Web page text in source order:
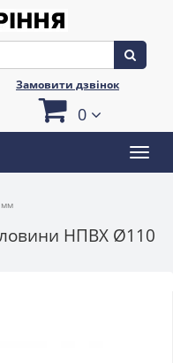
Замовити дзвінок
0
мм
НПВХ Ø110